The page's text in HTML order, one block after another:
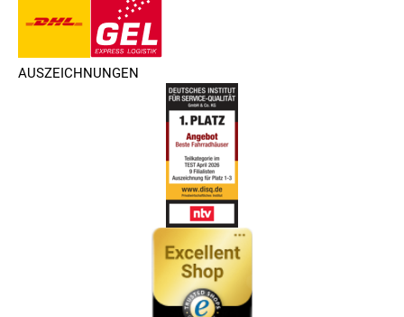
AUSZEICHNUNGEN